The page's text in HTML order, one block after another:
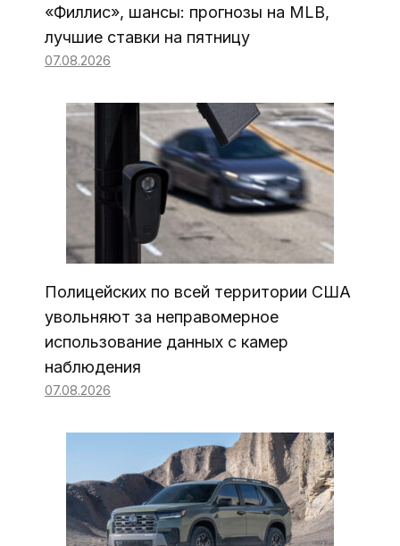
«Филлис», шансы: прогнозы на MLB,
лучшие ставки на пятницу
07.08.2026
Полицейских по всей территории США
увольняют за неправомерное
использование данных с камер
наблюдения
07.08.2026